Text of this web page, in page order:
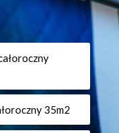
35m2